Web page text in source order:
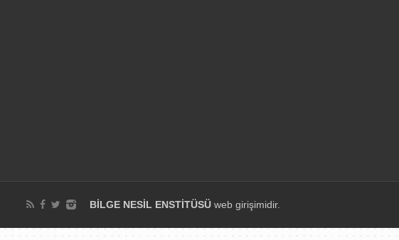
BİLGE NESİL ENSTİTÜSÜ web girişimidir.